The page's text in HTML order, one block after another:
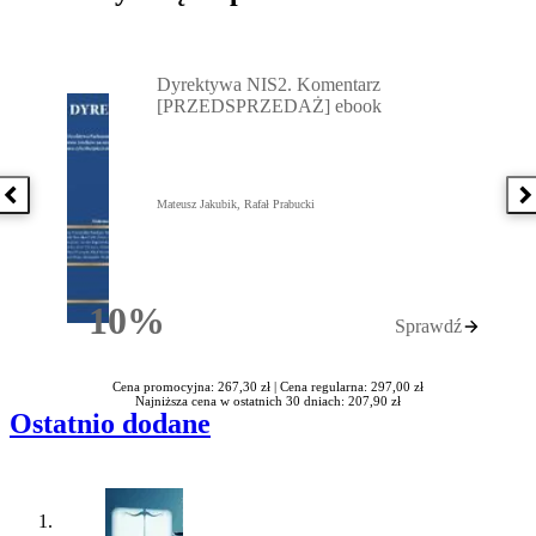
Poprzednia książka
10%Rabatu
Dyrektywa NIS2. Komentarz
[PRZEDSPRZEDAŻ] ebook
Mateusz Jakubik, Rafał Prabucki
Sprawdź
Cena promocyjna: 267,30 zł | Cena regularna: 297,00 zł
Najniższa cena w ostatnich 30 dniach: 207,90 zł
Ostatnio dodane